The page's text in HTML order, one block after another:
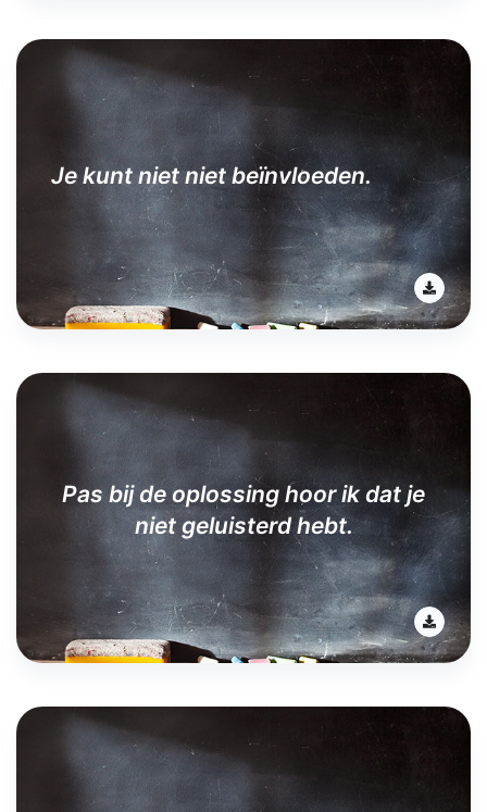
Je kunt niet niet beïnvloeden.
Pas bij de oplossing hoor ik dat je
niet geluisterd hebt.